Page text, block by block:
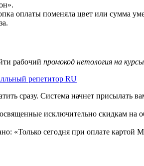
оплаты поменяла цвет или сумма
рабочий промокод нетология на курсы
сразу. Система начнет присылать
исключительно скидкам на
«Только сегодня при оплате